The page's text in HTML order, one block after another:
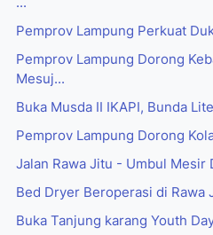
Pemprov Lampung Perkuat
Pemprov Lampung Dorong
Mesuj...
Buka Musda II IKAPI, Bunda
Pemprov Lampung Dorong
Jalan Rawa Jitu - Umbul Mesir
Bed Dryer Beroperasi di Rawa
Buka Tanjung karang Youth